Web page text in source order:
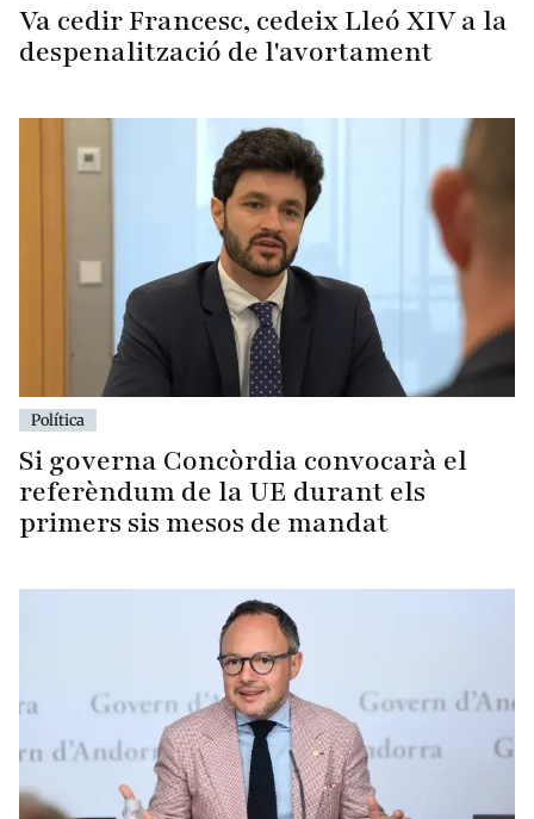
Va cedir Francesc, cedeix Lleó XIV a la
despenalització de l'avortament
Política
Si governa Concòrdia convocarà el
referèndum de la UE durant els
primers sis mesos de mandat